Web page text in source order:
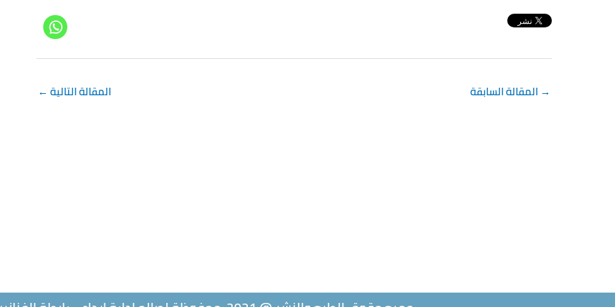
→ المقالة السابقة المقالة التالية ←